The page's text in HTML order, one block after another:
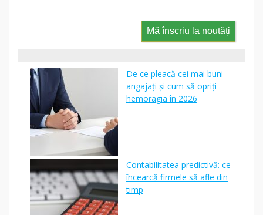
Mă înscriu la noutăți
De ce pleacă cei mai buni
angajați și cum să opriți
hemoragia în 2026
Contabilitatea predictivă: ce
încearcă firmele să afle din
timp